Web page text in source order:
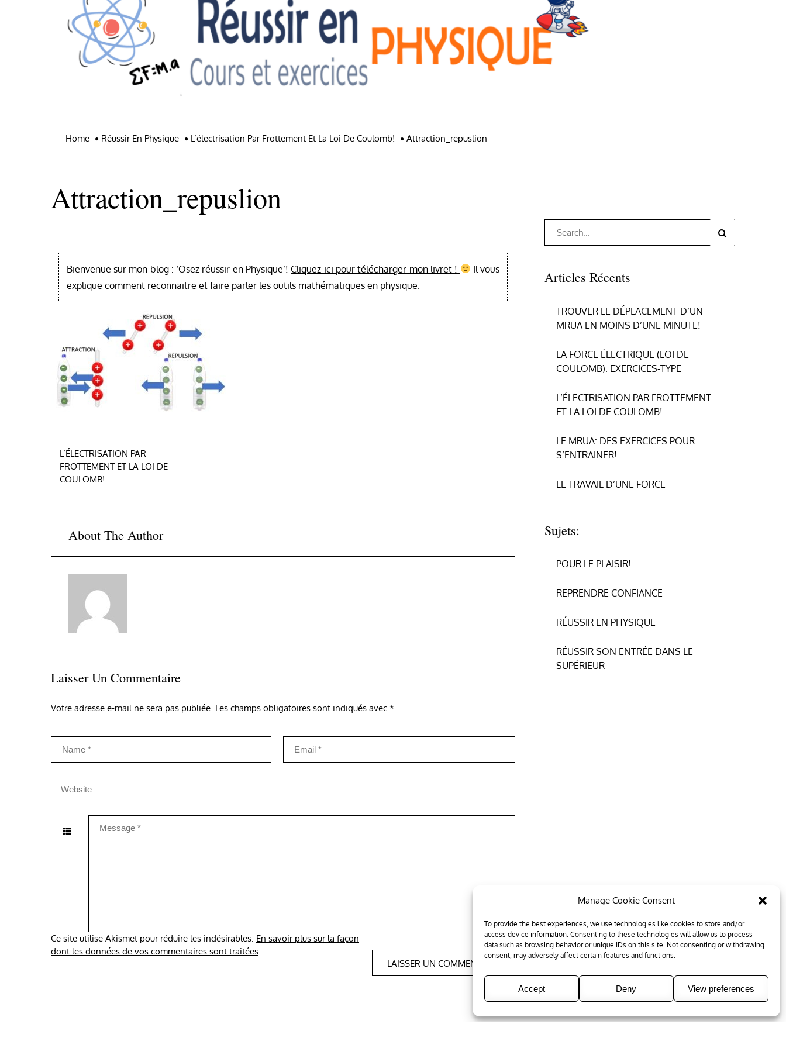
Manage Cookie Consent
To provide the best experiences, we use technologies like cookies to store and/or
access device information. Consenting to these technologies will allow us to process
data such as browsing behavior or unique IDs on this site. Not consenting or withdrawing
consent, may adversely affect certain features and functions.
Accept Deny View preferences
Home Réussir En Physique L’électrisation Par Frottement Et La Loi De Coulomb! Attraction_repuslion
Attraction_repuslion
Bienvenue sur mon blog : ‘Osez réussir en Physique’! Cliquez ici pour télécharger mon livret !
Il vous
explique comment reconnaitre et faire parler les outils mathématiques en physique.
Navigation
de
L’ÉLECTRISATION PAR
FROTTEMENT ET LA LOI DE
COULOMB!
About The Author
Laisser Un Commentaire
Votre adresse e-mail ne sera pas publiée. Les champs obligatoires sont indiqués avec *
Ce site utilise Akismet pour réduire les indésirables. En savoir plus sur la façon
dont les données de vos commentaires sont traitées.
Search
Articles Récents
TROUVER LE DÉPLACEMENT D’UN
MRUA EN MOINS D’UNE MINUTE!
LA FORCE ÉLECTRIQUE (LOI DE
COULOMB): EXERCICES-TYPE
L’ÉLECTRISATION PAR FROTTEMENT
ET LA LOI DE COULOMB!
LE MRUA: DES EXERCICES POUR
S’ENTRAINER!
LE TRAVAIL D’UNE FORCE
Sujets:
POUR LE PLAISIR!
REPRENDRE CONFIANCE
RÉUSSIR EN PHYSIQUE
RÉUSSIR SON ENTRÉE DANS LE
SUPÉRIEUR